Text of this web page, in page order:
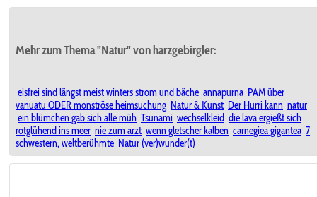
Mehr zum Thema "Natur" von harzgebirgler:
eisfrei sind längst meist winters strom und bäche annapurna PAM über
vanuatu ODER monströse heimsuchung Natur & Kunst Der Hurri kann natur
ein blümchen gab sich alle müh Tsunami wechselkleid die lava ergießt sich
rotglühend ins meer nie zum arzt wenn gletscher kalben carnegiea gigantea 7
schwestern, weltberühmte Natur (ver)wunder(t)